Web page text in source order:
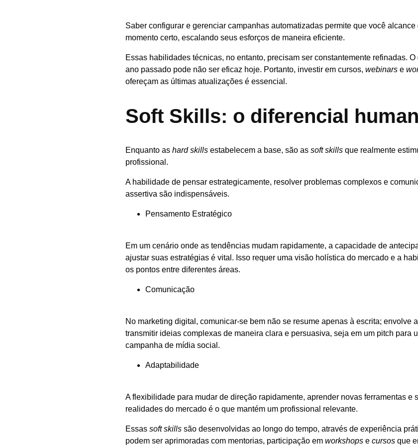
Saber configurar e gerenciar campanhas automatizadas permite que você
momento certo, escalando seus esforços de maneira eficiente.
Essas habilidades técnicas, no entanto, precisam ser constantemente refinadas.
ano passado pode não ser eficaz hoje. Portanto, investir em cursos, webinars e
ofereçam as últimas atualizações é essencial.
Soft Skills: o diferencial
Enquanto as hard skills estabelecem a base, são as soft skillsque realmente
profissional.
A habilidade de pensar estrategicamente, resolver problemas complexos e
assertiva são indispensáveis.
Pensamento Estratégico
Em um cenário onde as tendências mudam rapidamente, a capacidade de
ajustar suas estratégias é vital. Isso requer uma visão holística do mercado e a
os pontos entre diferentes áreas.
Comunicação
No marketing digital, comunicar-se bem não se resume apenas à escrita; envolve
transmitir ideias complexas de maneira clara e persuasiva, seja em um pitch para
campanha de mídia social.
Adaptabilidade
A flexibilidade para mudar de direção rapidamente, aprender novas ferramentas e
realidades do mercado é o que mantém um profissional relevante.
Essas soft skillssão desenvolvidas ao longo do tempo, através de experiência
podem ser aprimoradas com mentorias, participação em workshops e cursos que